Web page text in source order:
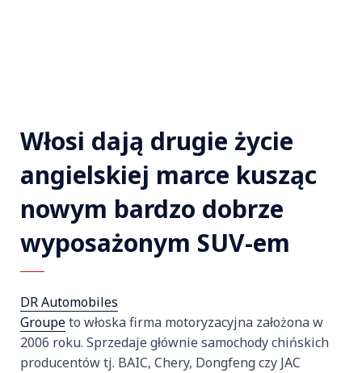
Włosi dają drugie życie
angielskiej marce kusząc
nowym bardzo dobrze
wyposażonym SUV-em
DR Automobiles
Groupeto włoska firma motoryzacyjna założona w
2006 roku. Sprzedaje głównie samochody chińskich
producentów tj. BAIC, Chery, Dongfeng czy JAC